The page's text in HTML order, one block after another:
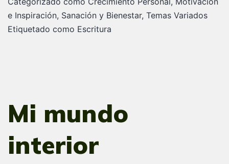
e Inspiración, Sanación y Bienestar, Temas Variados
Etiquetado como Escritura
Mi mundo
interior